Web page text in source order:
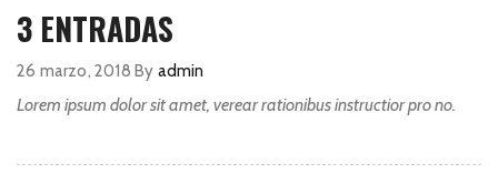
3 ENTRADAS
26 marzo, 2018 By admin
Lorem ipsum dolor sit amet, verear rationibus instructior pro no.